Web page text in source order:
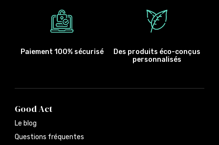
Paiement 100% sécurisé
Des produits éco-conçus
personnalisés
Good Act
Le blog
Questions fréquentes